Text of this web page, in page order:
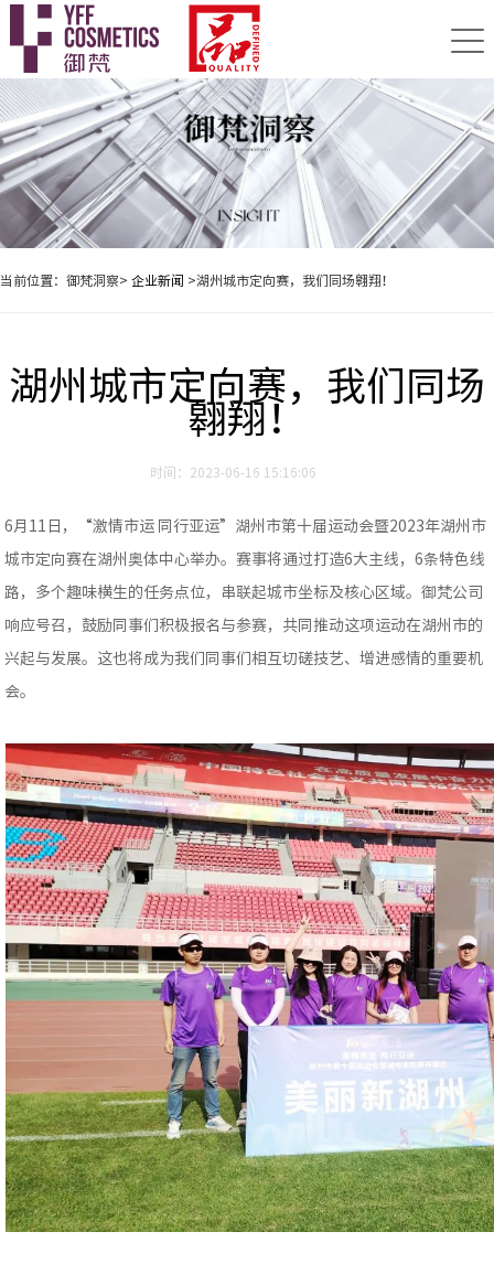
当前位置：御梵洞察> 企业新闻 >湖州城市定向赛，我们同场翱翔！
湖州城市定向赛，我们同场
翱翔！
时间：2023-06-16 15:16:06
6月11日，“激情市运 同行亚运”湖州市第十届运动会暨2023年湖州市
城市定向赛在湖州奥体中心举办。赛事将通过打造6大主线，6条特色线
路，多个趣味横生的任务点位，串联起城市坐标及核心区域。御梵公司
响应号召，鼓励同事们积极报名与参赛，共同推动这项运动在湖州市的
兴起与发展。这也将成为我们同事们相互切磋技艺、增进感情的重要机
会。